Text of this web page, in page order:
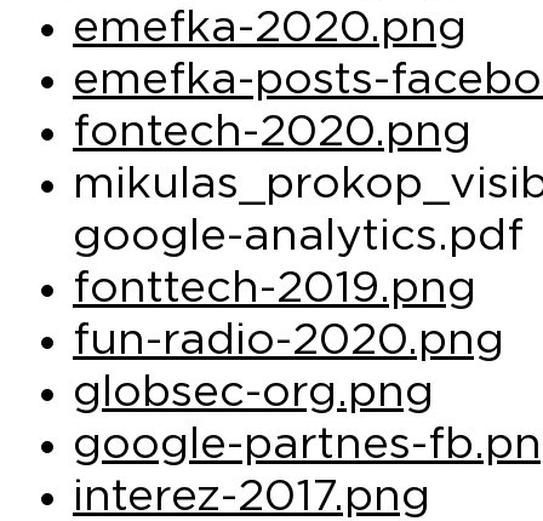
emefka-2020.png
emefka-posts-
fontech-2020.png
google-analytics.pdf
fonttech-2019.png
fun-radio-2020.png
globsec-org.png
google-partnes-
interez-2017.png